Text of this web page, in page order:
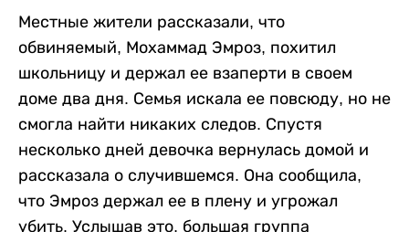
Местные жители рассказали, что
обвиняемый, Мохаммад Эмроз, похитил
школьницу и держал ее взаперти в своем
доме два дня. Семья искала ее повсюду, но не
смогла найти никаких следов. Спустя
несколько дней девочка вернулась домой и
рассказала о случившемся. Она сообщила,
что Эмроз держал ее в плену и угрожал
убить. Услышав это, большая группа